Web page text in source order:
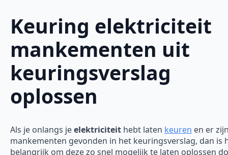
Keuring elektriciteit
mankementen uit
keuringsverslag
oplossen
Als je onlangs jeelektriciteit hebt laten keuren en er
mankementen gevonden in het keuringsverslag, dan is
belangrijk om deze zo snel mogelijk te laten oplossen